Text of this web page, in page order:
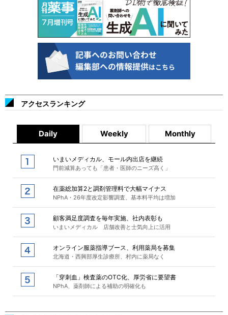
アクセスランキング
Daily Weekly Monthly
いまいメディカル、モール内出店を継続
門前減算あっても「患者・医師のニーズ高く」
在薬総加算2と調剤管理料で大幅マイナス
NPhA・26年度改定影響調査、基本料平均は増加
顧客満足度調査を毎年実施、社内表彰も
いまいメディカル 店舗改善と士気向上に活用
オンライン服薬指導ブース、利用薬局を募集
北海道・西興部厚生診療所、村内に薬局なく
「穿刺血」検査薬のOTC化、厚労省に要望書
NPhA、薬剤師による補助の明確化も